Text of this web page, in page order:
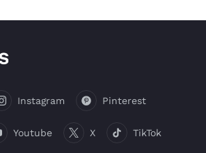
Instagram Pinterest
Youtube X TikTok